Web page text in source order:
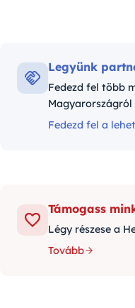
Legyünk
Fedezd fel több
Fedezd fel a
Támogass
Légy részese a
Tovább